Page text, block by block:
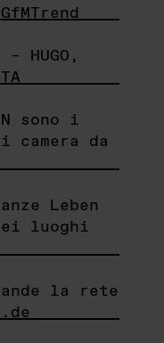
HUGO,
sono i
da
Leben
luoghi
la rete